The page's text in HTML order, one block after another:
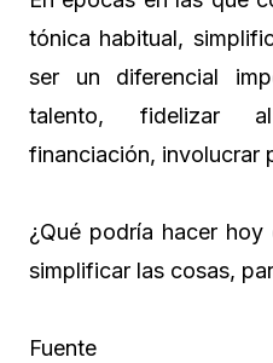
tónica habitual,
ser un diferencial
talento, fidelizar
financiación, involucrar
¿Qué podría hacer
simplificar las cosas,
Fuente